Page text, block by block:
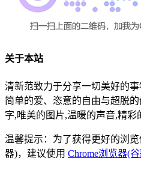
关于本站
清新范致力于分享一切美好的
简单的爱、恣意的自由与超脱
字,唯美的图片,温暖的声音,精彩
温馨提示：为了获得更好的浏
器)，建议使用 Chrome浏览器(